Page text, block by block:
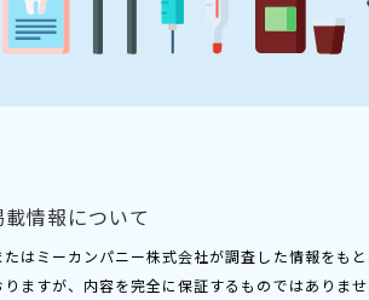
載情報について
はミーカンパニー株式会社が調査した情報をもと
ますが、内容を完全に保証するものではありませ